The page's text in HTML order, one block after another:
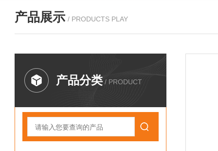
产品展示 / PRODUCTS PLAY
产品分类 / PRODUCT